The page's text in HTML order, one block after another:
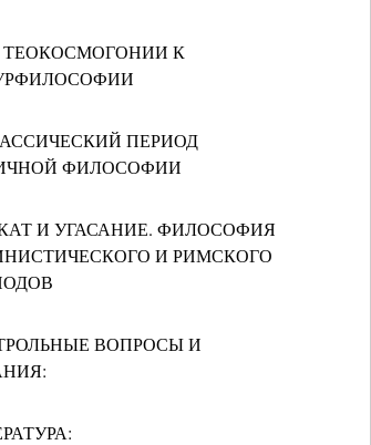
ТЕОКОСМОГОНИИ К
ПЕРИОД
ФИЛОСОФИИ
И УГАСАНИЕ. ФИЛОСОФИЯ
И РИМСКОГО
ВОПРОСЫ И